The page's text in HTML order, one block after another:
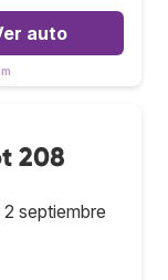
auto
208
septiembre